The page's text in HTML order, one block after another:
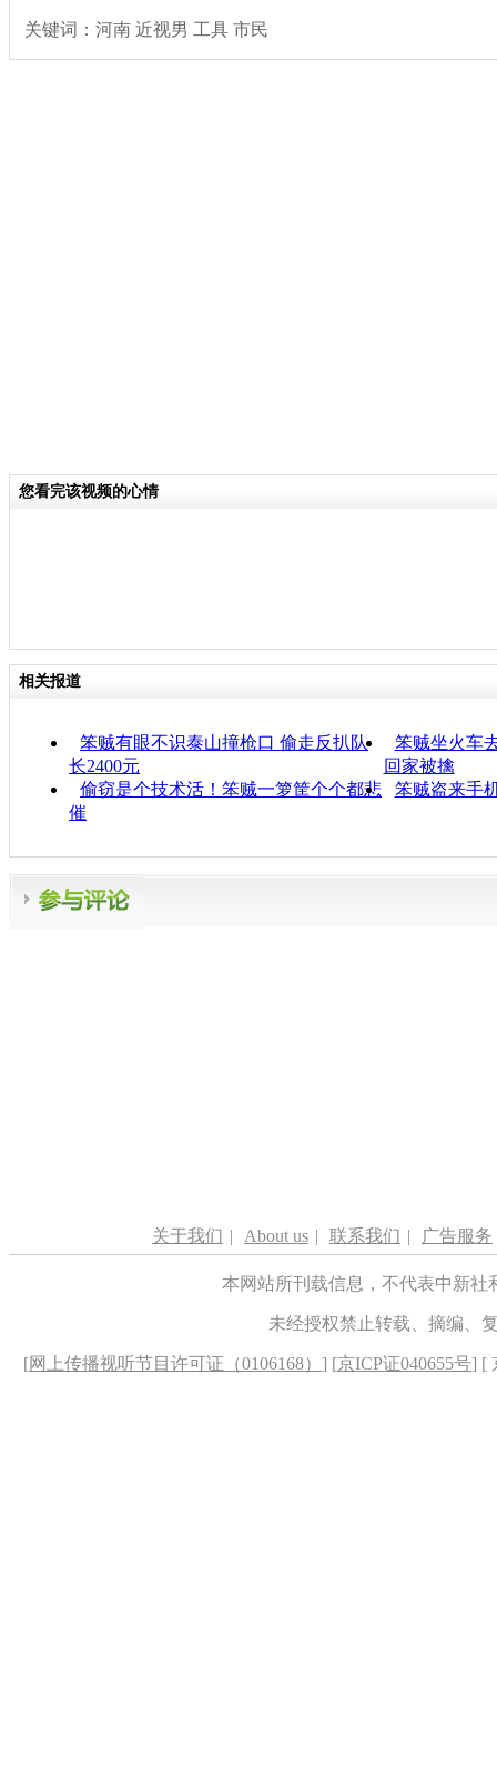
关键词：河南 近视男 工具 市民
您看完该视频的心情
相关报道
笨贼有眼不识泰山撞枪口 偷走反扒队
长2400元
笨贼坐火车
回家被擒
偷窃是个技术活！笨贼一箩筐个个都悲
催
笨贼盗来手
关于我们 | About us | 联系我们 | 广告服务
本网站所刊载信息，不代表中新
未经授权禁止转载、摘编、
[网上传播视听节目许可证（0106168） ] [京ICP证040655号] [